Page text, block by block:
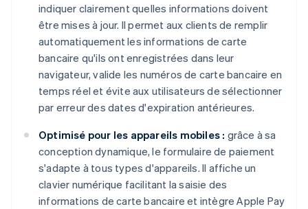
indiquer clairement quelles informations doivent
être mises à jour. Il permet aux clients de remplir
automatiquement les informations de carte
bancaire qu'ils ont enregistrées dans leur
navigateur, valide les numéros de carte bancaire en
temps réel et évite aux utilisateurs de sélectionner
par erreur des dates d'expiration antérieures.
Optimisé pour les appareils mobiles : grâce à sa
conception dynamique, le formulaire de paiement
s'adapte à tous types d'appareils. Il affiche un
clavier numérique facilitant la saisie des
informations de carte bancaire et intègre Apple Pay